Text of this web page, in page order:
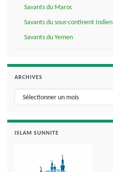
Savants du Maroc
Savants du sous-continent Indien
Savants du Yemen
ARCHIVES
Archives
ISLAM SUNNITE